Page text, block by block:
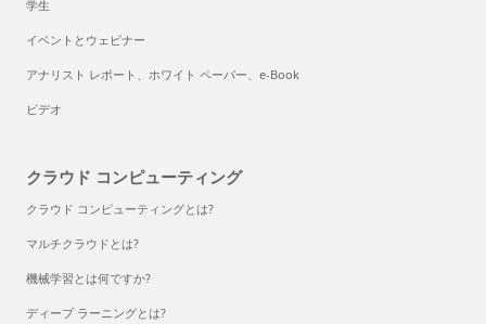
学生
イベントとウェビナー
アナリスト レポート、ホワイト ペーパー、e-Book
ビデオ
クラウド コンピューティング
クラウド コンピューティングとは?
マルチクラウドとは?
機械学習とは何ですか?
ディープ ラーニングとは?